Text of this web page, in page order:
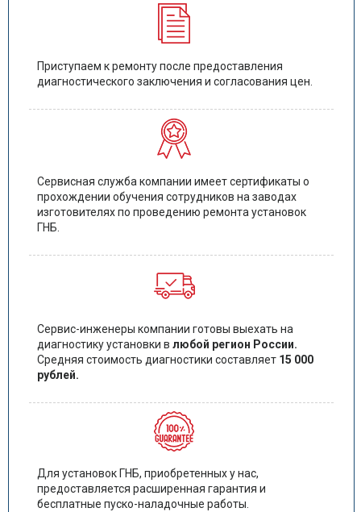
Приступаем к ремонту после предоставления
диагностического заключения и согласования цен.
Сервисная служба компании имеет сертификаты о
прохождении обучения сотрудников на заводах
изготовителях по проведению ремонта установок
ГНБ.
Сервис-инженеры компании готовы выехать на
диагностику установки в любой регион России.
Средняя стоимость диагностики составляет 15 000
рублей.
Для установок ГНБ, приобретенных у нас,
предоставляется расширенная гарантия и
бесплатные пуско-наладочные работы.